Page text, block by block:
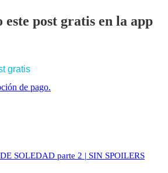
este post gratis en la app
gratis
de pago.
SOLEDAD parte 2 | SIN SPOILERS